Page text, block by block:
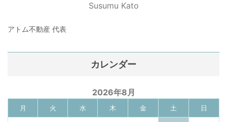
Susumu Kato
アトム不動産 代表
カレンダー
2026年8月
月 火 水 木 金 土 日